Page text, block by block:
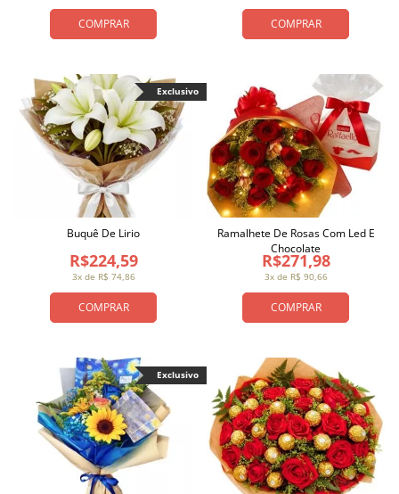
COMPRAR COMPRAR
COMPRAR
3x de R$ 74,86
R$224,59
Buquê De Lirio
Exclusivo
COMPRAR
3x de R$ 90,66
R$271,98
Ramalhete De Rosas Com Led E
Chocolate
Exclusivo